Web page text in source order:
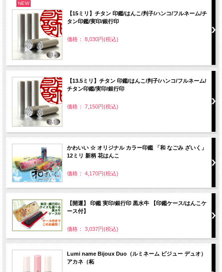
NEW
【15ミリ】チタン 印鑑/はんこ/判子/ハンコ/フルネーム/チ
タン印鑑/実印/銀行印
価格： 8,030円(税込)
【13.5ミリ】チタン 印鑑/はんこ/判子/ハンコ/フルネーム/
チタン印鑑/実印/銀行印
価格： 7,150円(税込)
かわいい ☆ オリジナル カラー印鑑 「和 なごみ ざいく」
12ミリ 新柄 花はんこ
価格： 4,170円(税込)
【開運】 印鑑 実印/銀行印 黒水牛 【印鑑ケース/はんこケ
ース付】
価格： 3,037円(税込)
Lumi name Bijoux Duo（ルミネーム ビジュー デュオ）
アカネ（柘